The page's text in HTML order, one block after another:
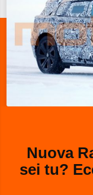
Nuova
sei tu?